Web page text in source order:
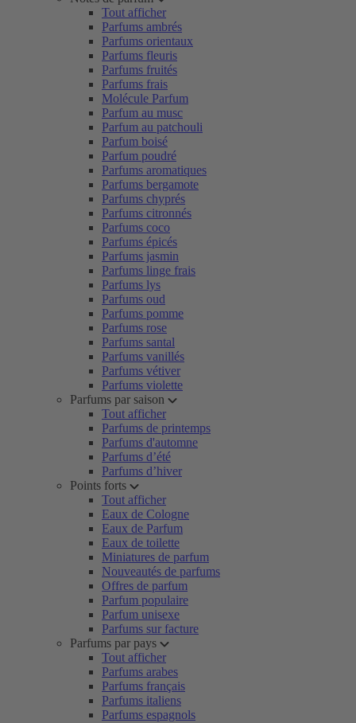
Tout afficher
Parfums ambrés
Parfums orientaux
Parfums fleuris
Parfums fruités
Parfums frais
Molécule Parfum
Parfum au musc
Parfum au patchouli
Parfum boisé
Parfum poudré
Parfums aromatiques
Parfums bergamote
Parfums chyprés
Parfums citronnés
Parfums coco
Parfums épicés
Parfums jasmin
Parfums linge frais
Parfums lys
Parfums oud
Parfums pomme
Parfums rose
Parfums santal
Parfums vanillés
Parfums vétiver
Parfums violette
Parfums par saison
Tout afficher
Parfums de printemps
Parfums d'automne
Parfums d’été
Parfums d’hiver
Points forts
Tout afficher
Eaux de Cologne
Eaux de Parfum
Eaux de toilette
Miniatures de parfum
Nouveautés de parfums
Offres de parfum
Parfum populaire
Parfum unisexe
Parfums sur facture
Parfums par pays
Tout afficher
Parfums arabes
Parfums français
Parfums italiens
Parfums espagnols